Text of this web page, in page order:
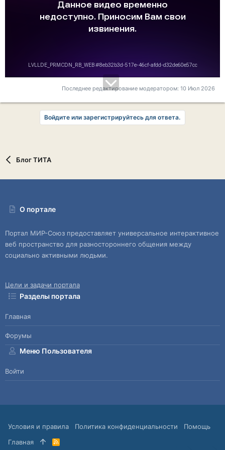
Последнее редактирование модератором: 10 Июл 2026
Войдите или зарегистрируйтесь для ответа.
Блог ТИТА
О портале
Портал МИР-Союз предоставляет универсальное интерактивное
веб пространство для разностороннего общения между
социально активными людьми.
Цели и задачи портала
Разделы портала
Главная
Форумы
Меню Пользователя
Войти
Условия и правила Политика конфиденциальности
Помощь
Главная
R